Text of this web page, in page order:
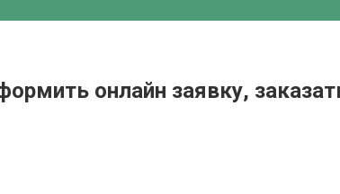
онлайн заявку,